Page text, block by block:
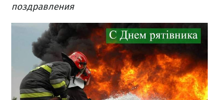
поздравления